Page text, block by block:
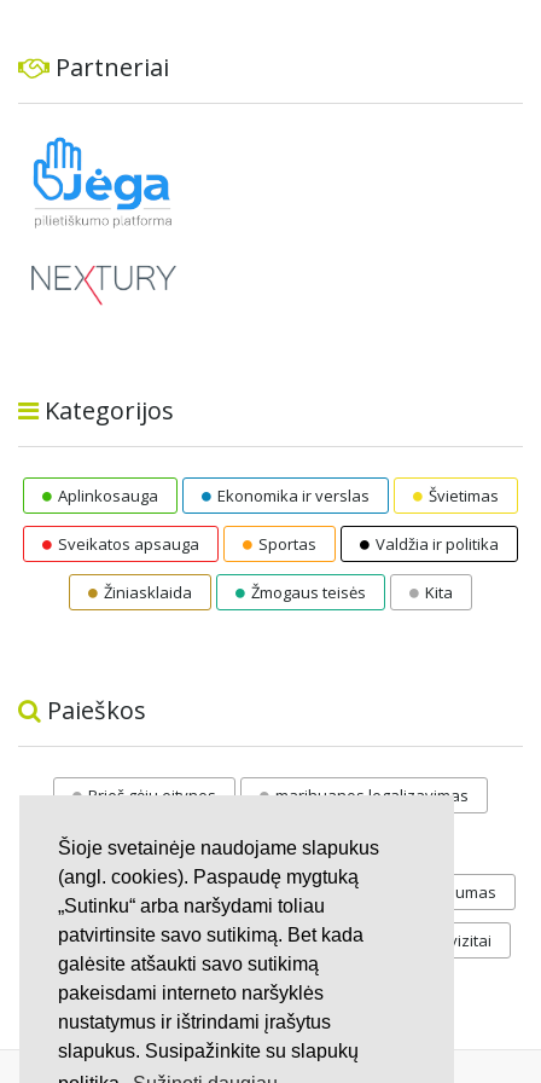
Šioje svetainėje naudojame slapukus
(angl. cookies). Paspaudę mygtuką
„Sutinku“ arba naršydami toliau
patvirtinsite savo sutikimą. Bet kada
galėsite atšaukti savo sutikimą
pakeisdami interneto naršyklės
nustatymus ir ištrindami įrašytus
slapukus. Susipažinkite su slapukų
Partneriai
Kategorijos
Aplinkosauga Ekonomika ir verslas Švietimas
Sveikatos apsauga Sportas Valdžia ir politika
Žiniasklaida Žmogaus teisės Kita
Paieškos
Prieš gėju eitynes marihuanos legalizavimas
STOP vaiku atemimas
Pilnos moksleivių vasaros atostogos referendumas
Keliu jaunystės Valandos Rekvizitai
Investicijos